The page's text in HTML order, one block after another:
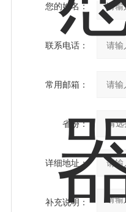
您的姓名：
联系电话：
常用邮箱：
省份：
详细地址：
补充说明：